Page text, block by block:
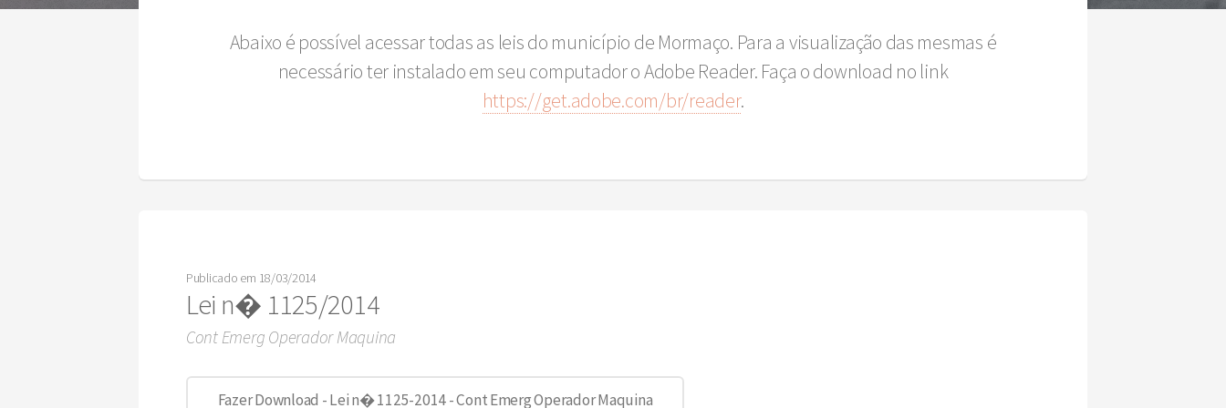
Abaixo é possível acessar todas as leis do município de Mormaço. Para a visualização das mesmas é
necessário ter instalado em seu computador o Adobe Reader. Faça o download no link
https://get.adobe.com/br/reader.
Publicado em 18/03/2014
Lei n� 1125/2014
Cont Emerg Operador Maquina
Fazer Download - Lei n� 1125-2014 - Cont Emerg Operador Maquina